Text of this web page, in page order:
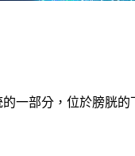
一部分，位於膀胱的